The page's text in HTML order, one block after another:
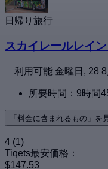
日帰り旅行
スカイレールレイ
利用可能 金曜日, 28 8
所要時間：9時間
「料金に含まれるもの」を
4 (1)
Tiqets最安価格：
$147.53